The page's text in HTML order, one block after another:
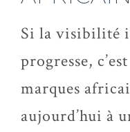
Si la visibilité
progresse,
marques
aujourd’hui à